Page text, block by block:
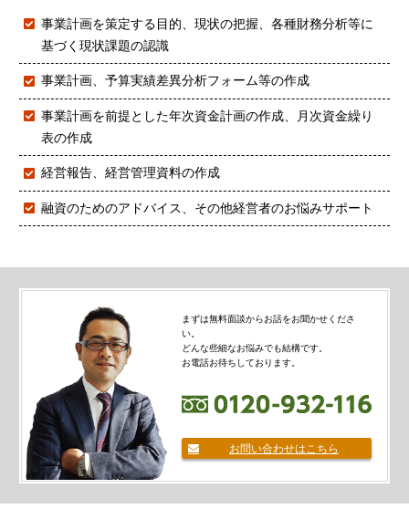
事業計画を策定する目的、現状の把握、各種財務分析等に
基づく現状課題の認識
事業計画、予算実績差異分析フォーム等の作成
事業計画を前提とした年次資金計画の作成、月次資金繰り
表の作成
経営報告、経営管理資料の作成
融資のためのアドバイス、その他経営者のお悩みサポート
まずは無料面談からお話をお聞かせくださ
い。
どんな些細なお悩みでも結構です。
お電話お待ちしております。
お問い合わせはこちら